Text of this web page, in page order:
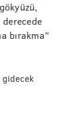
bırakma”
gidecek